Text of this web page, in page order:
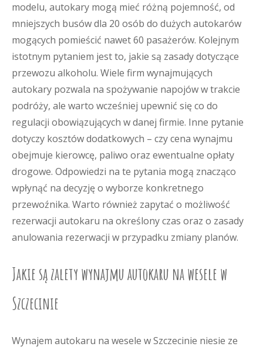
modelu, autokary mogą mieć różną pojemność, od
mniejszych busów dla 20 osób do dużych autokarów
mogących pomieścić nawet 60 pasażerów. Kolejnym
istotnym pytaniem jest to, jakie są zasady dotyczące
przewozu alkoholu. Wiele firm wynajmujących
autokary pozwala na spożywanie napojów w trakcie
podróży, ale warto wcześniej upewnić się co do
regulacji obowiązujących w danej firmie. Inne pytanie
dotyczy kosztów dodatkowych – czy cena wynajmu
obejmuje kierowcę, paliwo oraz ewentualne opłaty
drogowe. Odpowiedzi na te pytania mogą znacząco
wpłynąć na decyzję o wyborze konkretnego
przewoźnika. Warto również zapytać o możliwość
rezerwacji autokaru na określony czas oraz o zasady
anulowania rezerwacji w przypadku zmiany planów.
Jakie są zalety wynajmu autokaru na wesele w
Szczecinie
Wynajem autokaru na wesele w Szczecinie niesie ze